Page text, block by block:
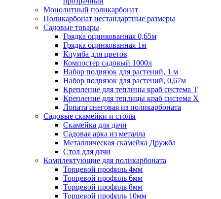
Монолитный поликарбонат
Поликарбонат нестандартные размеры
Садовые товары
Грядка оцинкованная 0,65м
Грядка оцинкованная 1м
Клумба для цветов
Компостер садовый 1000л
Набор подвязок для растений, 1 м
Набор подвязок для растений, 0,67м
Крепление для теплицы краб система Т
Крепление для теплицы краб система Х
Лопата снеговая из поликарбоната
Садовые скамейки и столы
Скамейка для дачи
Садовая арка из металла
Металлическая скамейка Дружба
Стол для дачи
Комплектующие для поликарбоната
Торцевой профиль 4мм
Торцевой профиль 6мм
Торцевой профиль 8мм
Торцевой профиль 10мм